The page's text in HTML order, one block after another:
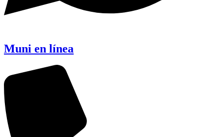
Muni en línea